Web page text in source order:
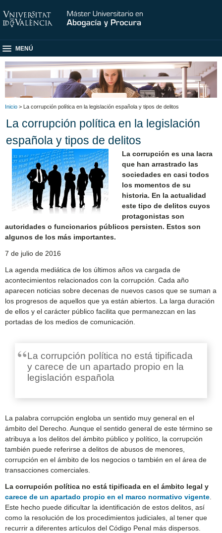
MENÚ
Inicio > La corrupción política en la legislación española y tipos de delitos
La corrupción política en la legislación
española y tipos de delitos
La corrupción es una lacra
que han arrastrado las
sociedades en casi todos
los momentos de su
historia. En la actualidad
este tipo de delitos cuyos
protagonistas son
autoridades o funcionarios públicos persisten. Estos son
algunos de los más importantes.
7 de julio de 2016
La agenda mediática de los últimos años va cargada de
acontecimientos relacionados con la corrupción. Cada año
aparecen noticias sobre decenas de nuevos casos que se suman a
los progresos de aquellos que ya están abiertos. La larga duración
de ellos y el carácter público facilita que permanezcan en las
portadas de los medios de comunicación.
La corrupción política no está tipificada
y carece de un apartado propio en la
legislación española
La palabra corrupción engloba un sentido muy general en el
ámbito del Derecho. Aunque el sentido general de este término se
atribuya a los delitos del ámbito público y político, la corrupción
también puede referirse a delitos de abusos de menores,
corrupción en el ámbito de los negocios o también en el área de
transacciones comerciales.
La corrupción política no está tipificada en el ámbito legal y
carece de un apartado propio en el marco normativo vigente
Este hecho puede dificultar la identificación de estos delitos, así
como la resolución de los procedimientos judiciales, al tener que
recurrir a diferentes artículos del Código Penal más dispersos.